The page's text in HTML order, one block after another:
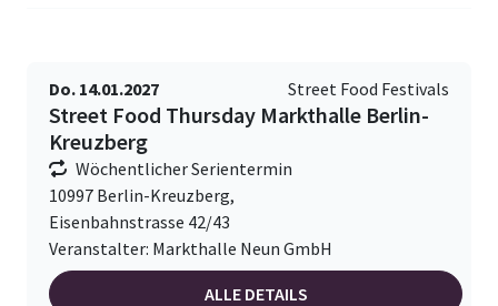
Do. 14.01.2027 Street Food Festivals
Street Food Thursday Markthalle Berlin-
Kreuzberg
Wöchentlicher Serientermin
10997 Berlin-Kreuzberg,
Eisenbahnstrasse 42/43
Veranstalter: Markthalle Neun GmbH
ALLE DETAILS